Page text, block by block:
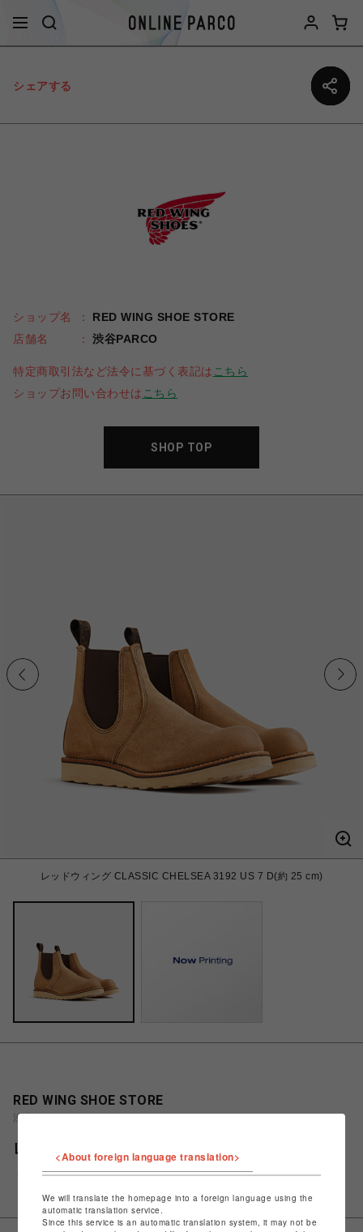
レッドウィング CLASSIC CHELSEA 3192 US 7 D(約 25 cm)
RED WING SHOE STORE
渋谷PARCO
レッドウィング CLASSIC CHELSEA 3192
￥48,400
シェアする
ショップ名
RED WING SHOE STORE
店舗名
渋谷PARCO
特定商取引法など法令に基づく表記は こちら
ショップお問い合わせは こちら
SHOP TOP
<About foreign language translation>
We will translate the homepage into a foreign language using the
automatic translation service.
Since this service is an automatic translation system, it may not be